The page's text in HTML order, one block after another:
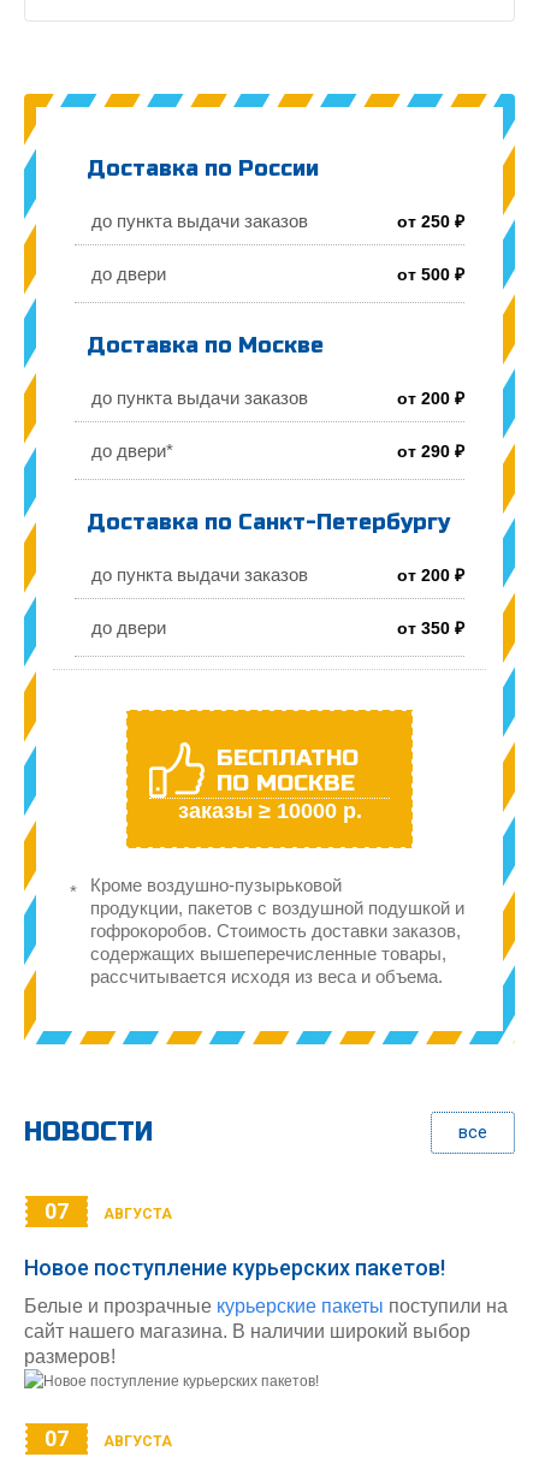
Доставка по России
до пункта выдачи заказов от 250 ₽
до двери от 500 ₽
Доставка по Москве
до пункта выдачи заказов от 200 ₽
до двери* от 290 ₽
Доставка по Санкт-Петербургу
до пункта выдачи заказов от 200 ₽
до двери от 350 ₽
БЕСПЛАТНО
ПО МОСКВЕ
заказы ≥ 10000 р.
Кроме воздушно-пузырьковой
продукции, пакетов с воздушной подушкой и
гофрокоробов. Стоимость доставки заказов,
содержащих вышеперечисленные товары,
рассчитывается исходя из веса и объема.
НОВОСТИ все
07 АВГУСТА
Новое поступление курьерских пакетов!
Белые и прозрачные курьерские пакеты поступили на
сайт нашего магазина. В наличии широкий выбор
размеров!
07 АВГУСТА